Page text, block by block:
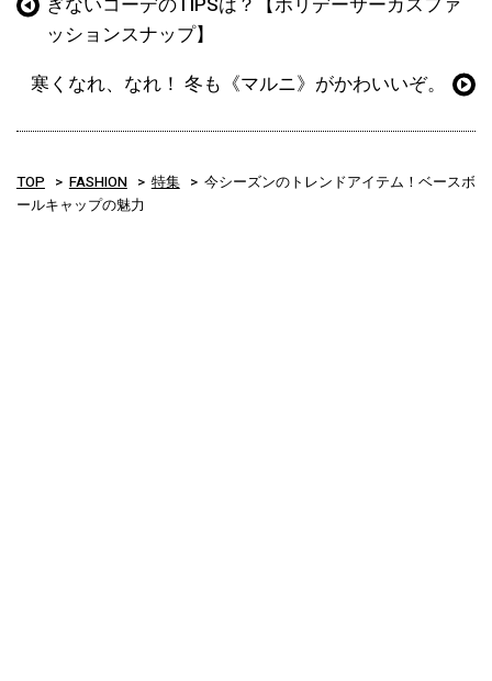
ッションスナップ】
寒くなれ、なれ！ 冬も《マルニ》がかわいいぞ。
TOP FASHION 特集
今シーズンのトレンドアイテム！ベースボ
ールキャップの魅力